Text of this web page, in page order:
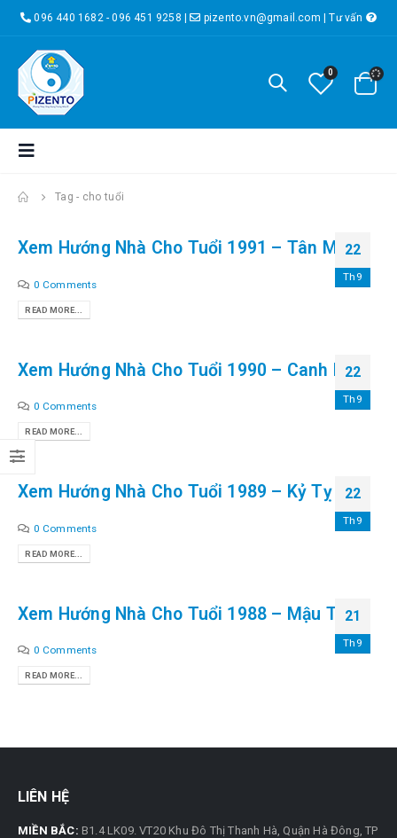
096 440 1682 - 096 451 9258 | pizento.vn@gmail.com |Tư vấn
0
Tag - cho tuổi
22
Th9
Xem Hướng Nhà Cho Tuổi 1991 – Tân Mùi
0 Comments
READ MORE...
22
Th9
Xem Hướng Nhà Cho Tuổi 1990 – Canh Ngọ
0 Comments
READ MORE...
22
Th9
Xem Hướng Nhà Cho Tuổi 1989 – Kỷ Tỵ
0 Comments
READ MORE...
21
Th9
Xem Hướng Nhà Cho Tuổi 1988 – Mậu Thìn
0 Comments
READ MORE...
LIÊN HỆ
MIỀN BẮC: B1.4 LK09. VT20 Khu Đô Thị Thanh Hà, Quận Hà Đông, TP